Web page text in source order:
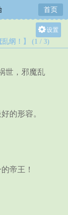
首页
设置
关灯
中
纲！】 (1 / 3)
世，邪魔乱
的形容。
帝王！